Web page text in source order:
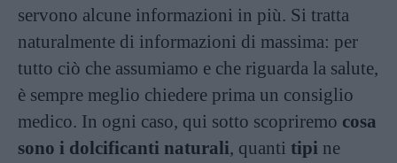
servono alcune informazioni in più. Si tratta
naturalmente di informazioni di massima: per
tutto ciò che assumiamo e che riguarda la salute,
è sempre meglio chiedere prima un consiglio
medico. In ogni caso, qui sotto scopriremo cosa
sono i dolcificanti naturali, quanti tipi ne